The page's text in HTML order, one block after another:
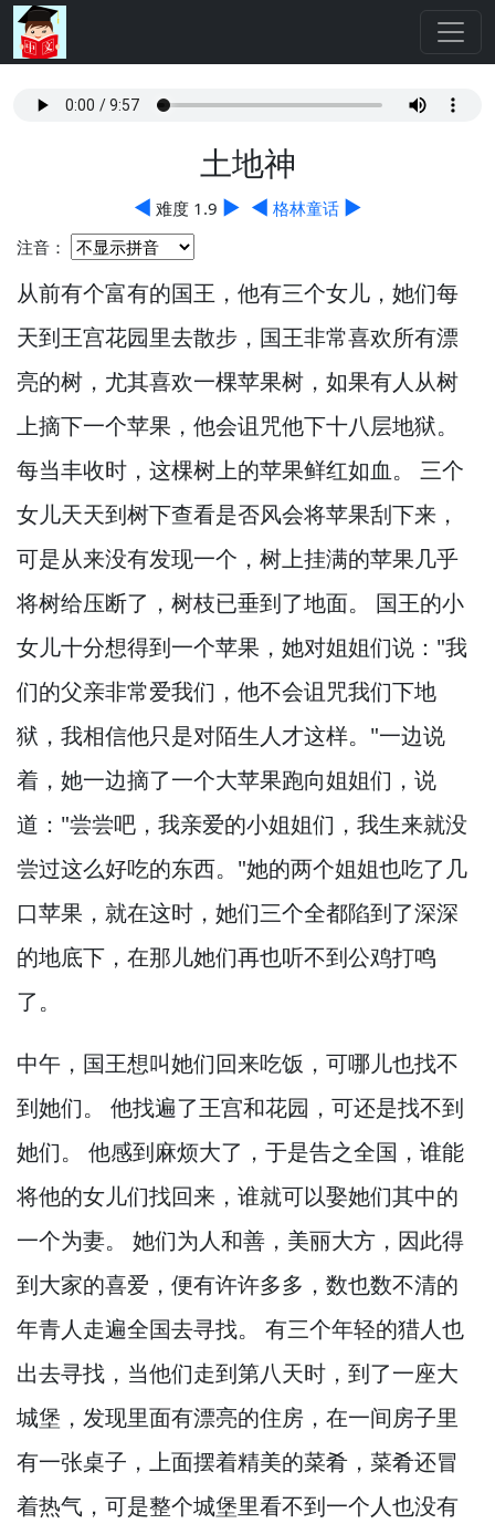
土地神
◀ 难度 1.9 ▶ ◀ 格林童话 ▶
注音：
从前有个富有的国王， 他有三个女儿， 她们每
天到王宫花园里去散步， 国王非常喜欢所有漂
亮的树， 尤其喜欢一棵苹果树， 如果有人从树
上摘下一个苹果， 他会诅咒他下十八层地狱。
每当丰收时， 这棵树上的苹果鲜红如血。
三个
女儿天天到树下查看是否风会将苹果刮下来，
可是从来没有发现一个， 树上挂满的苹果几乎
将树给压断了， 树枝已垂到了地面。
国王的小
女儿十分想得到一个苹果， 她对姐姐们说："我
们的父亲非常爱我们， 他不会诅咒我们下地
狱， 我相信他只是对陌生人才这样。 "一边说
着， 她一边摘了一个大苹果跑向姐姐们， 说
道："尝尝吧， 我亲爱的小姐姐们， 我生来就没
尝过这么好吃的东西。 "她的两个姐姐也吃了几
口苹果， 就在这时， 她们三个全都陷到了深深
的地底下， 在那儿她们再也听不到公鸡打鸣
了。
中午， 国王想叫她们回来吃饭， 可哪儿也找不
到她们。
他找遍了王宫和花园， 可还是找不到
她们。
他感到麻烦大了， 于是告之全国， 谁能
将他的女儿们找回来， 谁就可以娶她们其中的
一个为妻。
她们为人和善， 美丽大方， 因此得
到大家的喜爱， 便有许许多多， 数也数不清的
年青人走遍全国去寻找。
有三个年轻的猎人也
出去寻找， 当他们走到第八天时， 到了一座大
城堡， 发现里面有漂亮的住房， 在一间房子里
有一张桌子， 上面摆着精美的菜肴， 菜肴还冒
着热气， 可是整个城堡里看不到一个人也没有